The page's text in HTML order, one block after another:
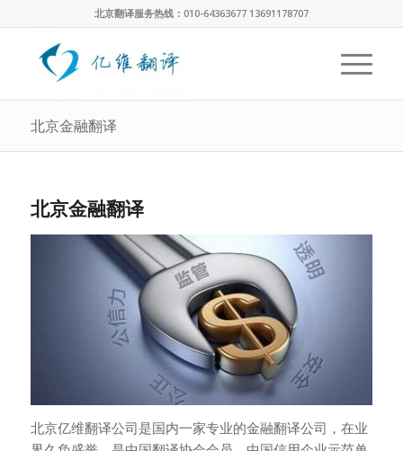
北京翻译服务热线：010-64363677 13691178707
北京金融翻译
北京金融翻译
北京亿维翻译公司是国内一家专业的金融翻译公司，在业